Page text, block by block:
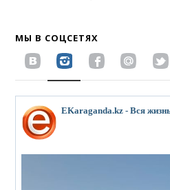
МЫ В СОЦСЕТЯХ
EKaraganda.kz - Вся